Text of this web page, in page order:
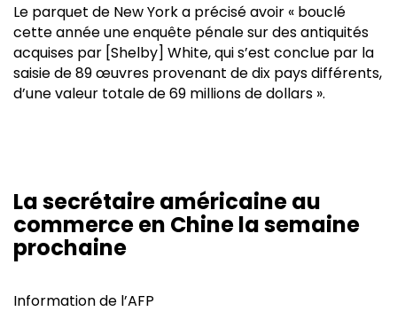
Le parquet de New York a précisé avoir « bouclé
cette année une enquête pénale sur des antiquités
acquises par [Shelby] White, qui s’est conclue par la
saisie de 89 œuvres provenant de dix pays différents,
d’une valeur totale de 69 millions de dollars ».
La secrétaire américaine au
commerce en Chine la semaine
prochaine
Information de l’AFP